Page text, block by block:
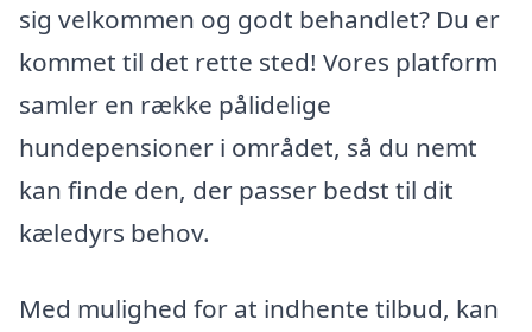
sig velkommen og godt behandlet? Du er
kommet til det rette sted! Vores platform
samler en række pålidelige
hundepensioner i området, så du nemt
kan finde den, der passer bedst til dit
kæledyrs behov.
Med mulighed for at indhente tilbud, kan